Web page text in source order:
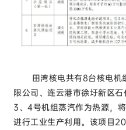
田湾核电共有8台核电机
限公司、连云港市徐圩新区
3、4号机组蒸汽作为热源，
进行工业生产利用。该项目